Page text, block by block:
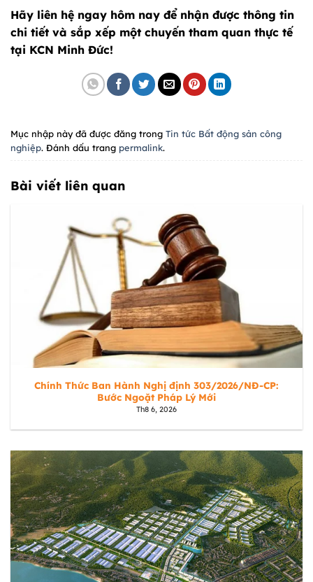
Hãy liên hệ ngay hôm nay để nhận được thông tin
chi tiết và sắp xếp một chuyến tham quan thực tế
tại KCN Minh Đức!
Mục nhập này đã được đăng trong Tin tức Bất động sản công
nghiệp. Đánh dấu trang permalink.
Bài viết liên quan
Chính Thức Ban Hành Nghị định 303/2026/NĐ-CP:
Bước Ngoặt Pháp Lý Mới
Th8 6, 2026